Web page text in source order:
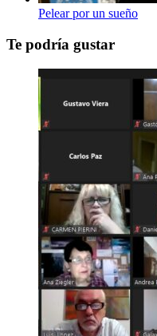
Pelear por un sueño
Te podría gustar